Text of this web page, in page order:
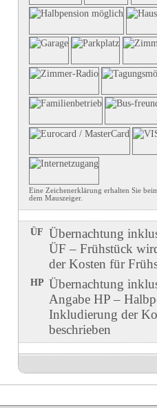
Eine Zeichenerklärung erhalten Sie
dem Mauszeiger.
ÜF Übernachtung
ÜF – Frühstück
der Kosten für
HP Übernachtung
Angabe HP –
Inkludierung der
beschrieben